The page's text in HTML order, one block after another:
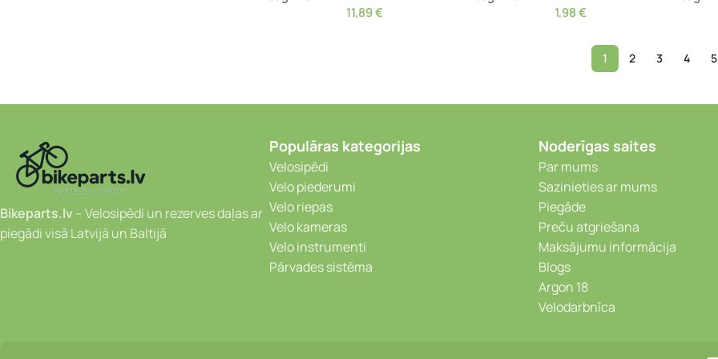
11,89€
1,98€
1 2 3 4 5
Bikeparts.lv – Velosipēdi un rezerves daļas ar
piegādi visā Latvijā un Baltijā
Populāras kategorijas
Velosipēdi
Velo piederumi
Velo riepas
Velo kameras
Velo instrumenti
Pārvades sistēma
Noderīgas saites
Par mums
Sazinieties ar mums
Piegāde
Preču atgriešana
Maksājumu informācija
Blogs
Argon 18
Velodarbnīca